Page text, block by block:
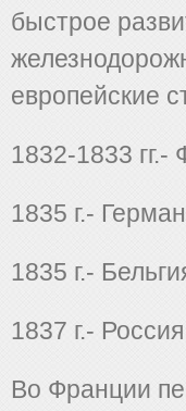
быстрое
европейские
1832-1833
1835 г.-
1835 г.-
1837 г.-
Во Франции